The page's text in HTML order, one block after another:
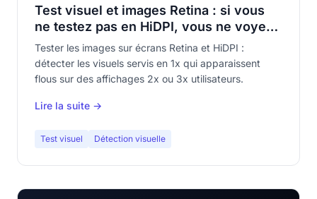
Test visuel et images Retina : si vous
ne testez pas en HiDPI, vous ne voyez
pas ce que vos utilisateurs voient
Tester les images sur écrans Retina et HiDPI :
détecter les visuels servis en 1x qui apparaissent
flous sur des affichages 2x ou 3x utilisateurs.
Lire la suite →
Test visuel Détection visuelle